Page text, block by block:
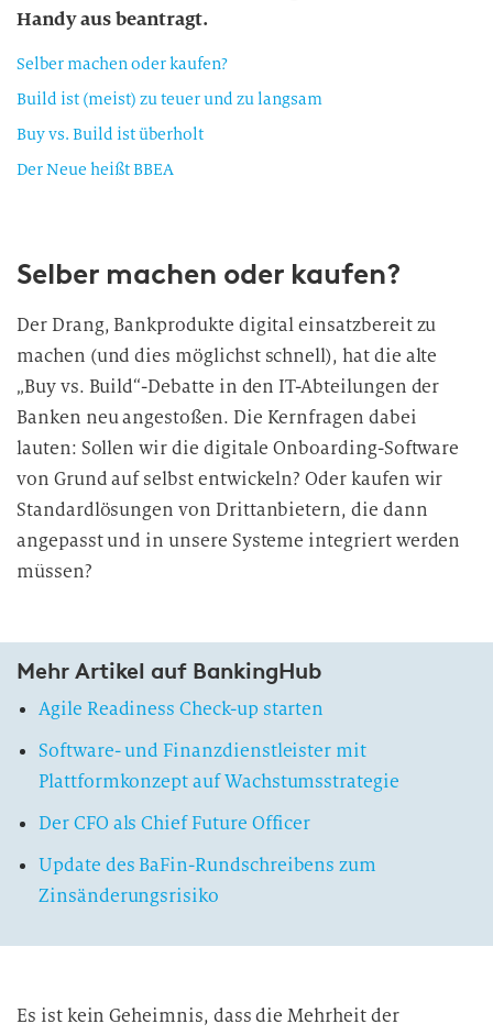
Handy aus beantragt.
Selber machen oder kaufen?
Build ist (meist) zu teuer und zu langsam
Buy vs. Build ist überholt
Der Neue heißt BBEA
Selber machen oder kaufen?
Der Drang, Bankprodukte digital einsatzbereit zu
machen (und dies möglichst schnell), hat die alte
„Buy vs. Build“-Debatte in den IT-Abteilungen der
Banken neu angestoßen. Die Kernfragen dabei
lauten: Sollen wir die digitale Onboarding-Software
von Grund auf selbst entwickeln? Oder kaufen wir
Standardlösungen von Drittanbietern, die dann
angepasst und in unsere Systeme integriert werden
müssen?
Mehr Artikel auf BankingHub
Agile Readiness Check-up starten
Software- und Finanzdienstleister mit
Plattformkonzept auf Wachstumsstrategie
Der CFO als Chief Future Officer
Update des BaFin-Rundschreibens zum
Zinsänderungsrisiko
Es ist kein Geheimnis, dass die Mehrheit der